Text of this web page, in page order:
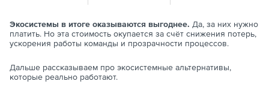
Экосистемы в итоге оказываются выгоднее. Да, за них нужно
платить. Но эта стоимость окупается за счёт снижения потерь,
ускорения работы команды и прозрачности процессов.
Дальше рассказываем про экосистемные альтернативы,
которые реально работают.